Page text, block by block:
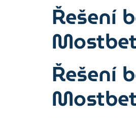
Řešení
Mostbet
Řešení
Mostbet